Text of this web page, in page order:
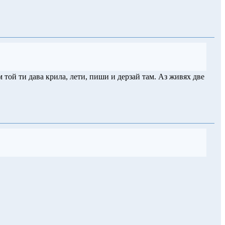
ти дава крила, лети, пиши и дерзай там. Аз живях две